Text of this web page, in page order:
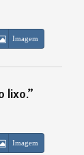
Imagem
lixo.”
Imagem